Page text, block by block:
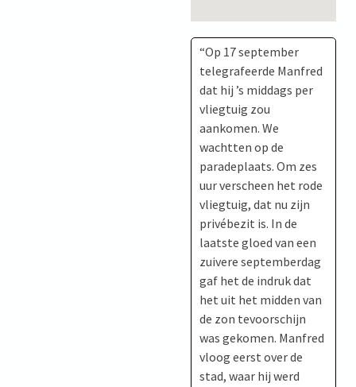
“Op 17 september
telegrafeerde Manfred
dat hij ’s middags per
vliegtuig zou
aankomen. We
wachtten op de
paradeplaats. Om zes
uur verscheen het rode
vliegtuig, dat nu zijn
privébezit is. In de
laatste gloed van een
zuivere septemberdag
gaf het de indruk dat
het uit het midden van
de zon tevoorschijn
was gekomen. Manfred
vloog eerst over de
stad, waar hij werd